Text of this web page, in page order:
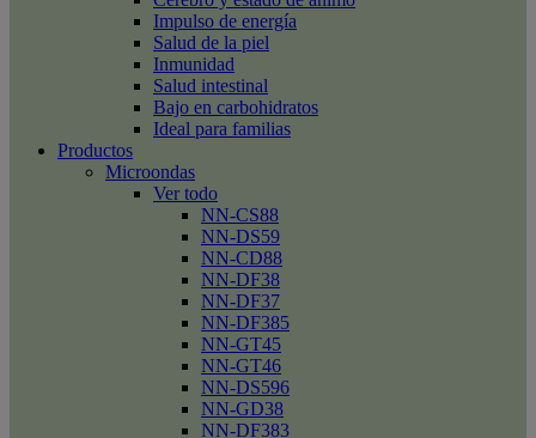
Impulso de energía
Salud de la piel
Inmunidad
Salud intestinal
Bajo en carbohidratos
Ideal para familias
Productos
Microondas
Ver todo
NN-CS88
NN-DS59
NN-CD88
NN-DF38
NN-DF37
NN-DF385
NN-GT45
NN-GT46
NN-DS596
NN-GD38
NN-DF383